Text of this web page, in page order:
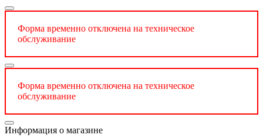
Форма временно отключена на техническое
обслуживание
Форма временно отключена на техническое
обслуживание
Информация о магазине